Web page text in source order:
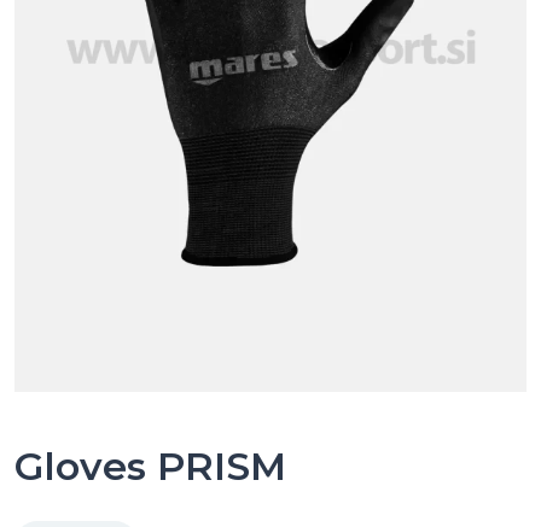
Gloves PRISM